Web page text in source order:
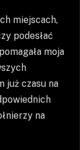
miejscach,
podesłać
moja
już czasu na
na